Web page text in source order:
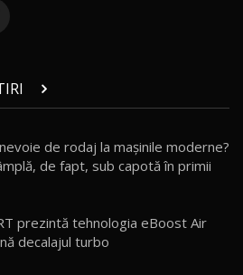
aventura cu luxul / AutoBlog.MD
care face lumea să se întoarcă după el
de rodaj la mașinile moderne?
de fapt, sub capotă în primii
prezintă tehnologia eBoost Air
decalajul turbo